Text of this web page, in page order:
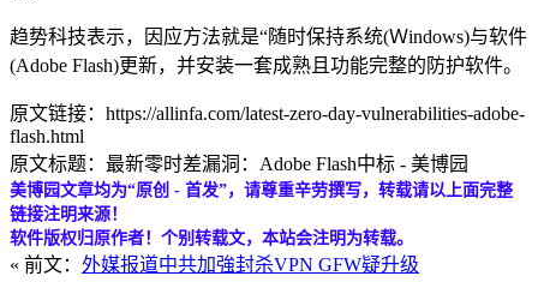
趋势科技表示，因应方法就是“随时保持系统(Ｗindows)与软件
(Adobe Flash)更新，并安装一套成熟且功能完整的防护软件。
原文链接：https://allinfa.com/latest-zero-day-vulnerabilities-adobe-
flash.html
原文标题：最新零时差漏洞：Adobe Flash中标 - 美博园
美博园文章均为“原创 - 首发”，请尊重辛劳撰写，转载请以上面完整
链接注明来源！
软件版权归原作者！个别转载文，本站会注明为转载。
« 前文： 外媒报道中共加強封杀VPN GFW疑升级